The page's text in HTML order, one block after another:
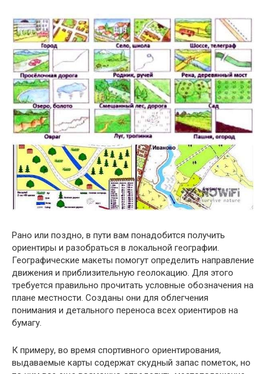
Рано или поздно, в пути вам понадобится получить
ориентиры и разобраться в локальной географии.
Географические макеты помогут определить направление
движения и приблизительную геолокацию. Для этого
требуется правильно прочитать условные обозначения на
плане местности. Созданы они для облегчения
понимания и детального переноса всех ориентиров на
бумагу.
К примеру, во время спортивного ориентирования,
выдаваемые карты содержат скудный запас пометок, но